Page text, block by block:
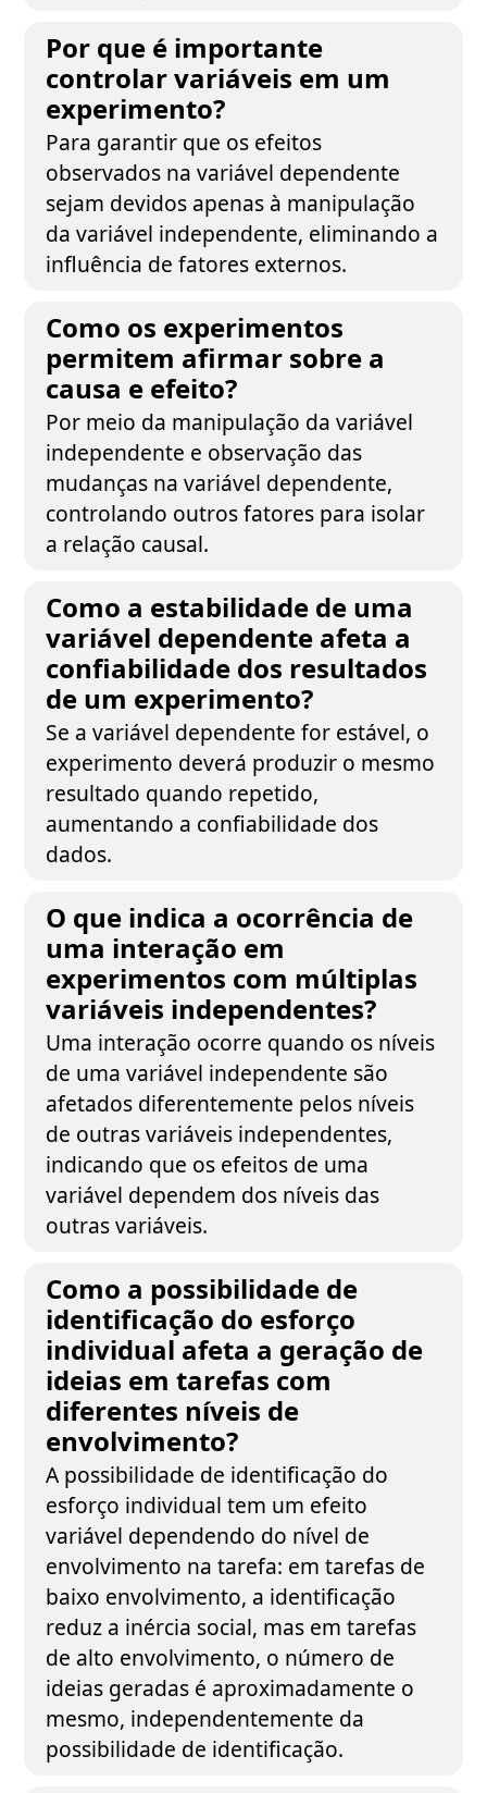
Por que é importante
controlar variáveis em um
experimento?
Para garantir que os efeitos
observados na variável dependente
sejam devidos apenas à manipulação
da variável independente, eliminando a
influência de fatores externos.
Como os experimentos
permitem afirmar sobre a
causa e efeito?
Por meio da manipulação da variável
independente e observação das
mudanças na variável dependente,
controlando outros fatores para isolar
a relação causal.
Como a estabilidade de uma
variável dependente afeta a
confiabilidade dos resultados
de um experimento?
Se a variável dependente for estável, o
experimento deverá produzir o mesmo
resultado quando repetido,
aumentando a confiabilidade dos
dados.
O que indica a ocorrência de
uma interação em
experimentos com múltiplas
variáveis independentes?
Uma interação ocorre quando os níveis
de uma variável independente são
afetados diferentemente pelos níveis
de outras variáveis independentes,
indicando que os efeitos de uma
variável dependem dos níveis das
outras variáveis.
Como a possibilidade de
identificação do esforço
individual afeta a geração de
ideias em tarefas com
diferentes níveis de
envolvimento?
A possibilidade de identificação do
esforço individual tem um efeito
variável dependendo do nível de
envolvimento na tarefa: em tarefas de
baixo envolvimento, a identificação
reduz a inércia social, mas em tarefas
de alto envolvimento, o número de
ideias geradas é aproximadamente o
mesmo, independentemente da
possibilidade de identificação.